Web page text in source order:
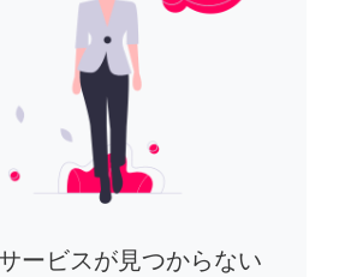
ービスが見つからない